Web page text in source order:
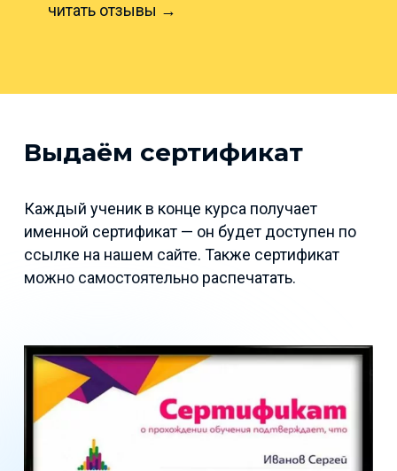
читать отзывы →
Выдаём сертификат
Каждый ученик в конце курса получает
именной сертификат — он будет доступен по
ссылке на нашем сайте. Также сертификат
можно самостоятельно распечатать.